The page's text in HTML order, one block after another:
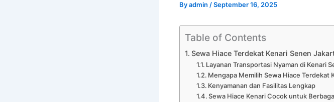
Byadmin /September 16, 2025
Table of Contents
Sewa Hiace Terdekat Kenari Senen
Layanan Transportasi Nyaman di Kenari
Mengapa Memilih Sewa Hiace Terdekat
Kenyamanan dan Fasilitas Lengkap
Sewa Hiace Kenari Cocok untuk